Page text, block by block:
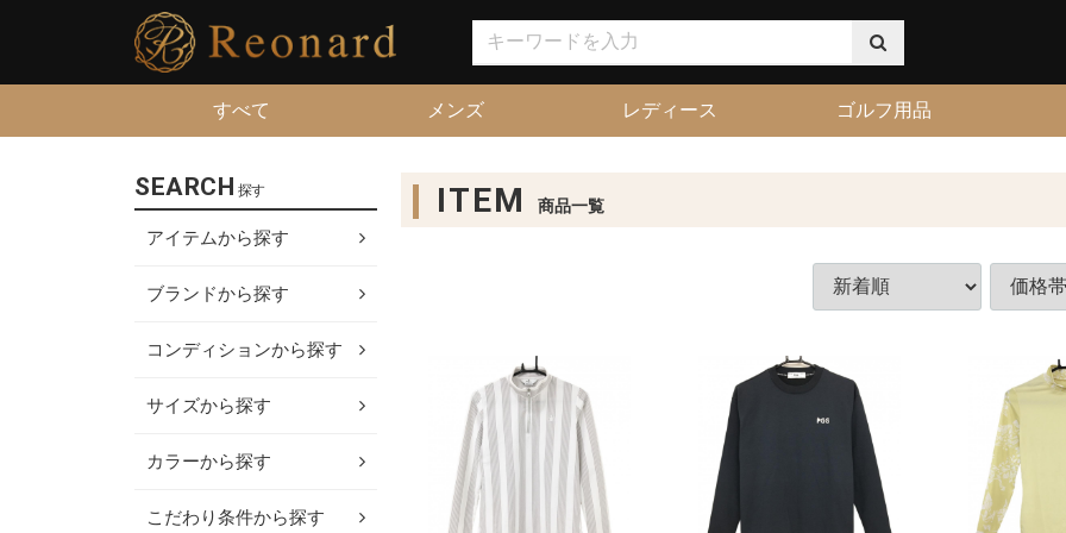
すべて メンズ レディース ゴルフ用品
ITEM 商品一覧
SEARCH 探す
アイテムから探す
ブランドから探す
コンディションから探す
サイズから探す
カラーから探す
こだわり条件から探す